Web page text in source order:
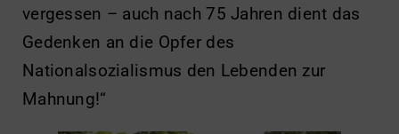
vergessen – auch nach 75 Jahren dient das
Gedenken an die Opfer des
Nationalsozialismus den Lebenden zur
Mahnung!“